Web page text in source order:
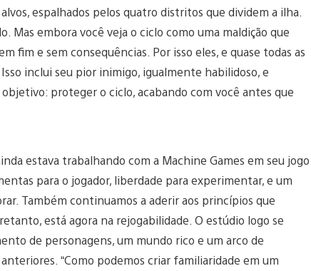
espalhados pelos quatro distritos que dividem a ilha.
Mas embora você veja o ciclo como uma maldição que
fim e sem consequências. Por isso eles, e quase todas as
inclui seu pior inimigo, igualmente habilidoso, e
proteger o ciclo, acabando com você antes que
estava trabalhando com a Machine Games em seu jogo
para o jogador, liberdade para experimentar, e um
Também continuamos a aderir aos princípios que
está agora na rejogabilidade. O estúdio logo se
de personagens, um mundo rico e um arco de
“Como podemos criar familiaridade em um